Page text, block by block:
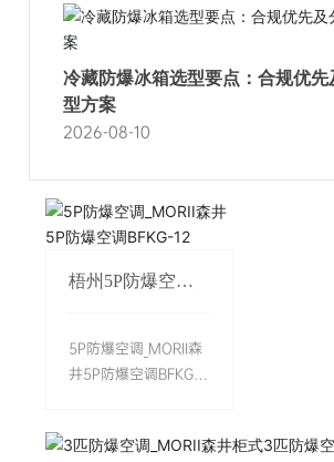
冷藏防爆冰箱选型要点：合规优先
型方案
2026-08-10
梧州5P防爆空调
5P防爆空调_MORII森
井5P防爆空调BFKG-
业级温控设备。该产